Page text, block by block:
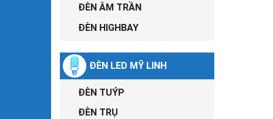
ĐÈN ÂM TRẦN
ĐÈN HIGHBAY
ĐÈN LED MỸ LINH
ĐÈN TUÝP
ĐÈN TRỤ